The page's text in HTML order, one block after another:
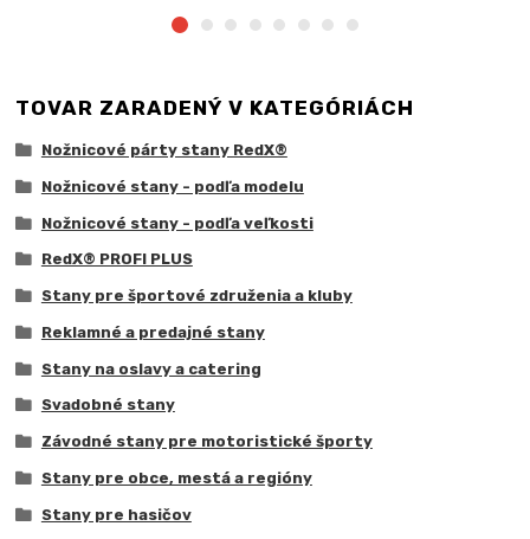
TOVAR ZARADENÝ V KATEGÓRIÁCH
Nožnicové párty stany RedX®
Nožnicové stany - podľa modelu
Nožnicové stany - podľa veľkosti
RedX® PROFI PLUS
Stany pre športové združenia a kluby
Reklamné a predajné stany
Stany na oslavy a catering
Svadobné stany
Závodné stany pre motoristické športy
Stany pre obce, mestá a regióny
Stany pre hasičov